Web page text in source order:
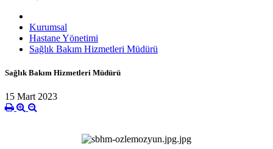
Kurumsal
Hastane Yönetimi
Sağlık Bakım Hizmetleri Müdürü
Sağlık Bakım Hizmetleri Müdürü
15 Mart 2023